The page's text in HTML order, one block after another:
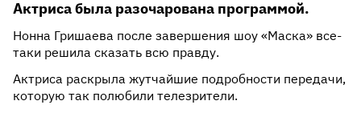
Актриса была разочарована программой.
Нонна Гришаева после завершения шоу «Маска» все-
таки решила сказать всю правду.
Актриса раскрыла жутчайшие подробности передачи,
которую так полюбили телезрители.